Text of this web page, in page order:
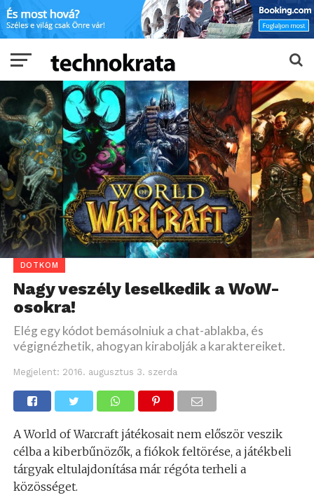
DOTKOM
Nagy veszély leselkedik a WoW-
osokra!
Elég egy kódot bemásolniuk a chat-ablakba, és
végignézhetik, ahogyan kirabolják a karaktereiket.
Megjelent: 2016. augusztus 3. szerda
A World of Warcraft játékosait nem először veszik
célba a kiberbűnözők, a fiókok feltörése, a játékbeli
tárgyak eltulajdonítása már régóta terheli a
közösséget.